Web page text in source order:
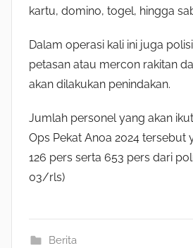
kartu, domino, togel, hingga
Dalam operasi kali ini juga
petasan atau mercon rakitan
akan dilakukan penindakan.
Jumlah personel yang akan
Ops Pekat Anoa 2024 tersebut
126 pers serta 653 pers dari
03/rls)
Berita